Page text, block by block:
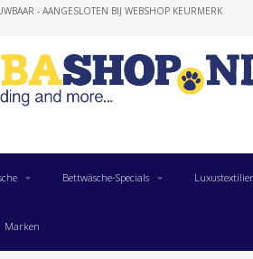
- AANGESLOTEN BIJ WEBSHOP KEURMERK
Bettwäsche-Specials
Marken